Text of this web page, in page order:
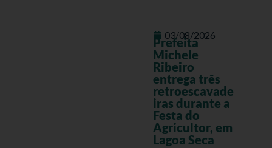
03/08/2026
Prefeita
Michele
Ribeiro
entrega três
retroescavade
iras durante a
Festa do
Agricultor, em
Lagoa Seca